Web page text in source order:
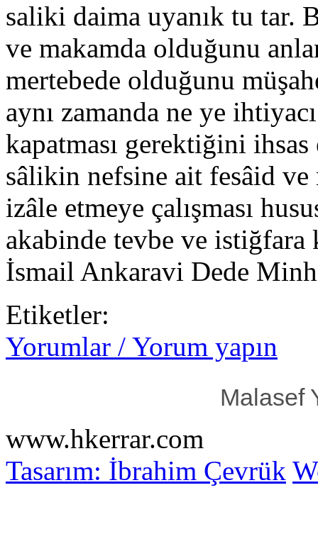
saliki daima uyanık tu tar.
ve makamda olduğunu
mertebede olduğunu
aynı zamanda ne ye
kapatması gerektiğini
sâlikin nefsine ait fesâid
izâle etmeye çalışması
akabinde tevbe ve
İsmail Ankaravi Dede
Etiketler:
Yorumlar / Yorum yapın
Malasef
www.hkerrar.com
Tasarım: İbrahim Çevrük